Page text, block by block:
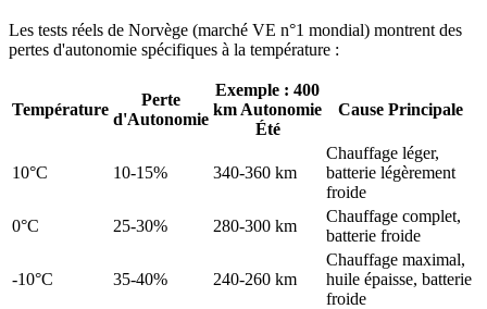
Les tests réels de Norvège (marché VE n°1 mondial) montrent des
pertes d'autonomie spécifiques à la température :
Température
Perte
d'Autonomie
Exemple : 400
km Autonomie
Été
Cause Principale
10°C 10-15% 340-360 km
Chauffage léger,
batterie légèrement
froide
0°C
25-30% 280-300 km
Chauffage complet,
batterie froide
-10°C 35-40% 240-260 km
Chauffage maximal,
huile épaisse, batterie
froide